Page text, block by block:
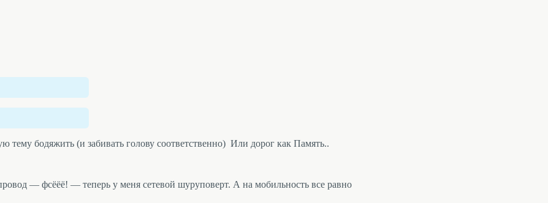
тему бодяжить (и забивать голову соответственно) Или дорог как Память..
— фсёёё! — теперь у меня сетевой шуруповерт. А на мобильность все равно